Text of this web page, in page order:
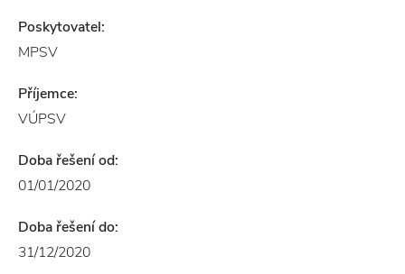
Poskytovatel:
MPSV
Příjemce:
VÚPSV
Doba řešení od:
01/01/2020
Doba řešení do:
31/12/2020